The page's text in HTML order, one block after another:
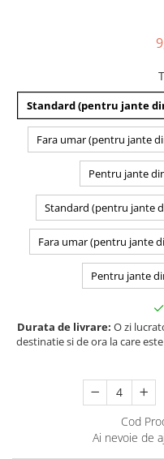
Standard (pentru jante
Fara umar (pentru jante
Pentru jante
Standard (pentru jante
Fara umar (pentru jante
Pentru jante
Durata de livrare: O zi
destinatie si de ora la care
Cod
Ai nevoie de